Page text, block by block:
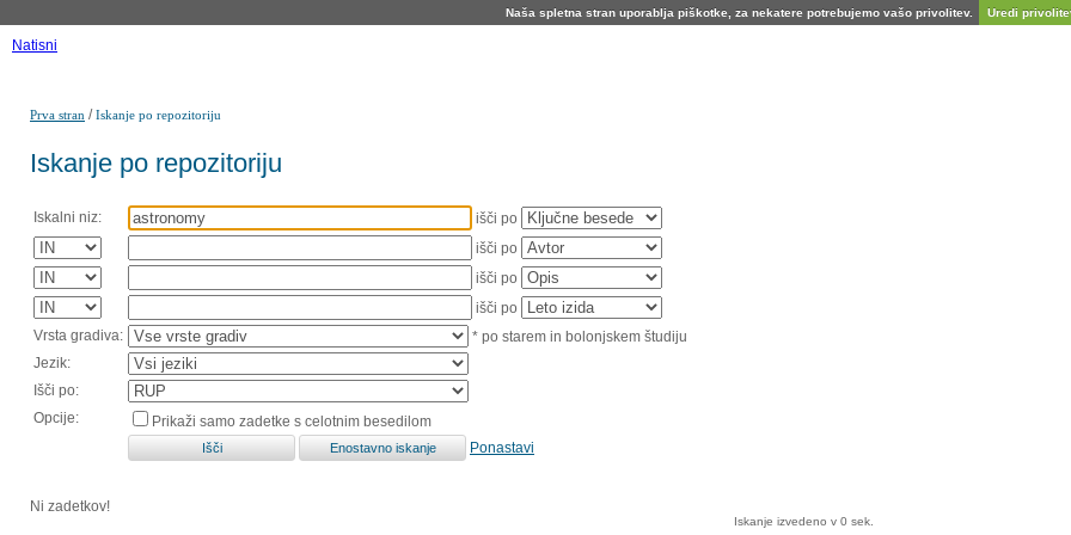
Naša spletna stran uporablja piškotke, za nekatere potrebujemo vašo privolitev. Uredi
Natisni
Prva stran /Iskanje po repozitoriju
Iskanje po repozitoriju
Iskalni niz:
išči po
išči po
išči po
išči po
Vrsta gradiva:
* po starem in bolonjskem študiju
Jezik:
Išči po:
Opcije:
Prikaži samo zadetke s celotnim besedilom
Ponastavi
Ni zadetkov!
Iskanje izvedeno v 0 sek.